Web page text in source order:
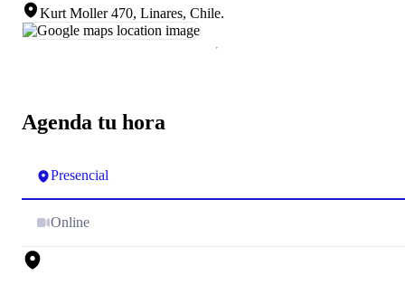
Agenda tu hora
Presencial
Online
Kurt Moller 470, Linares, Chile.